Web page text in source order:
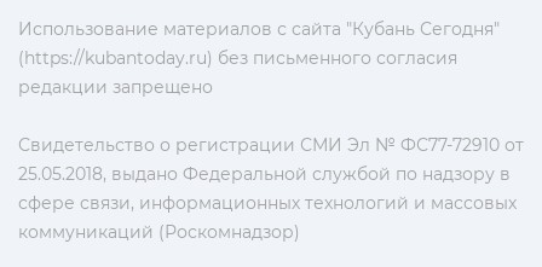
Использование материалов с сайта "Кубань Сегодня"
(https://kubantoday.ru) без письменного согласия
редакции запрещено
Свидетельство о регистрации СМИ Эл № ФС77-72910 от
25.05.2018, выдано Федеральной службой по надзору в
сфере связи, информационных технологий и массовых
коммуникаций (Роскомнадзор)